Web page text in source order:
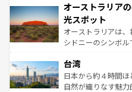
部のニューオーリン
文化が魅力。旅行者
しみながら、その多
るだろう。車でのロ
情報は
ワイ島は見逃せない
島だが、静かな自然
おすすめ。エメラル
文化や歴史が息づ
人々、おいしいロー
ク、伝統的なフラ
っている。訪れるた
オーストラリア
光スポット
オーストラリアは、
シドニーのシンボ
リアリーフや大陸中
ク）、タスマニア
ど、見どころがた
台湾
日本から約４時間
自然が織りなす魅